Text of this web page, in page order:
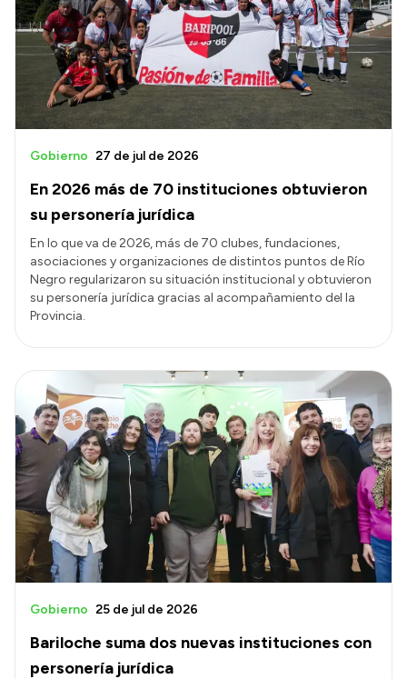
En 2026 más de 70 instituciones obtuvieron
su personería jurídica
Gobierno 27 de jul de 2026
En lo que va de 2026, más de 70 clubes, fundaciones,
asociaciones y organizaciones de distintos puntos de Río
Negro regularizaron su situación institucional y obtuvieron
su personería jurídica gracias al acompañamiento del la
Provincia.
Bariloche suma dos nuevas instituciones con
personería jurídica
Gobierno 25 de jul de 2026